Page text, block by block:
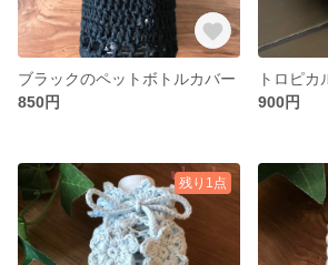
ブラックのペットボトルカバー
850円
900円
残り1点